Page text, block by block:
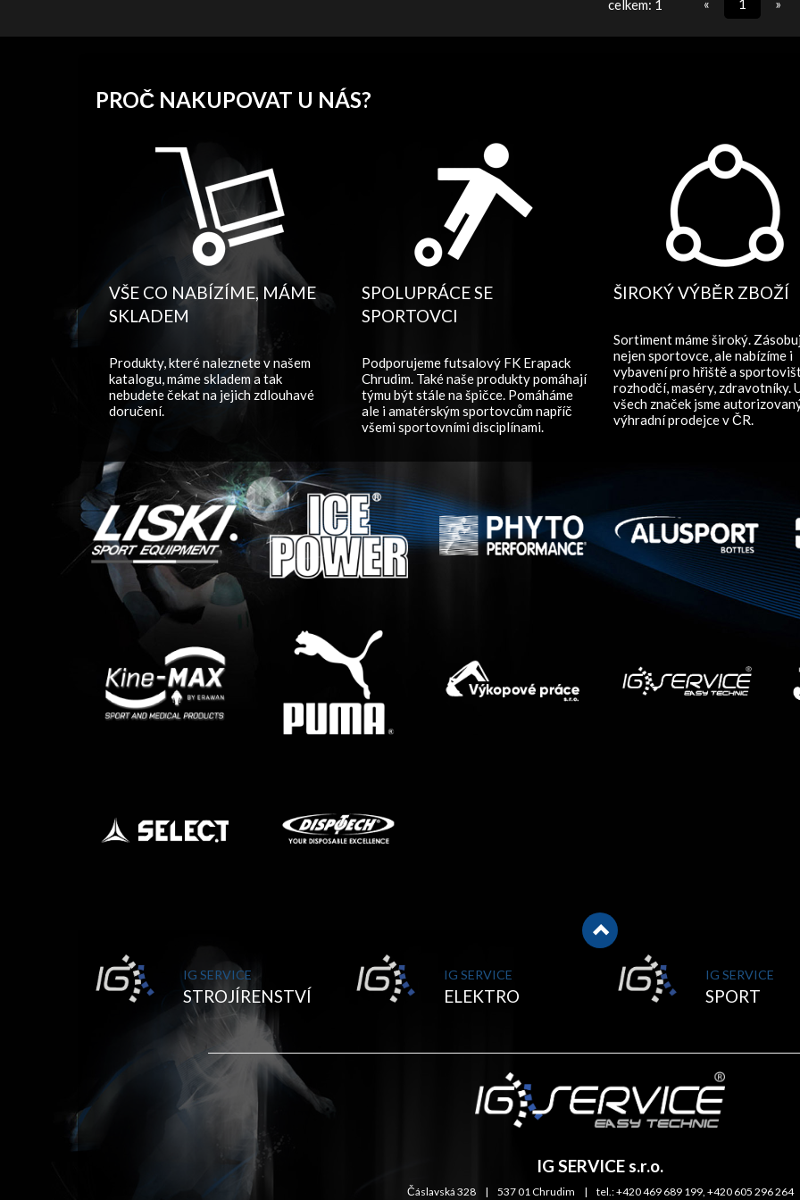
celkem: 1 « 1 »
PROČ NAKUPOVAT U NÁS?
VŠE CO NABÍZÍME, MÁME
SKLADEM
Produkty, které naleznete v našem
katalogu, máme skladem a tak
nebudete čekat na jejich zdlouhavé
doručení.
SPOLUPRÁCE SE
SPORTOVCI
Podporujeme futsalový FK Erapack
Chrudim. Také naše produkty pomáhají
týmu být stále na špičce. Pomáháme
ale i amatérským sportovcům napříč
všemi sportovními disciplínami.
ŠIROKÝ VÝBĚR ZBOŽÍ
Sortiment máme široký.
nejen sportovce, ale nabízíme i
vybavení pro hřiště a
rozhodčí, maséry, zdravotníky.
všech značek jsme
výhradní prodejce v ČR.
IG SERVICE
STROJÍRENSTVÍ
IG SERVICE
ELEKTRO
IG SERVICE
SPORT
IG SERVICE s.r.o.
Čáslavská 328 | 537 01 Chrudim | tel.: +420 469 689 199, +420 605 296 264